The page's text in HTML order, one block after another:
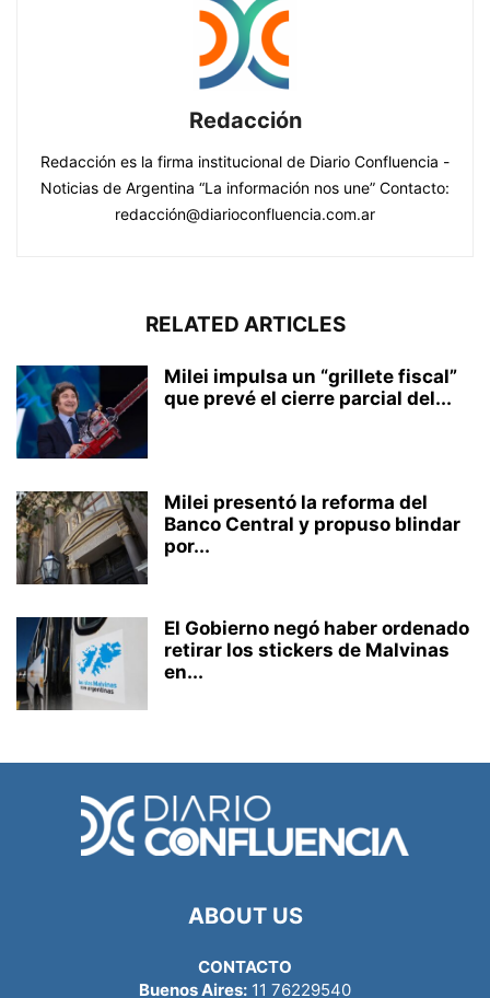
Redacción
Redacción es la firma institucional de Diario Confluencia -
Noticias de Argentina “La información nos une” Contacto:
redacción@diarioconfluencia.com.ar
RELATED ARTICLES
Milei impulsa un “grillete fiscal”
que prevé el cierre parcial del...
Milei presentó la reforma del
Banco Central y propuso blindar
por...
El Gobierno negó haber ordenado
retirar los stickers de Malvinas
en...
ABOUT US
CONTACTO
Buenos Aires: 11 76229540